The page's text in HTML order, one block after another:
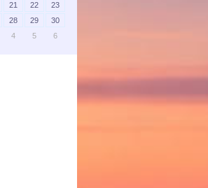
21 22
23
28 29
30
4 5 6